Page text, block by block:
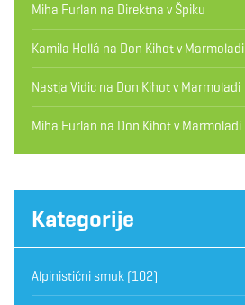
Miha Furlan na Direktna v Špiku
Kamila Hollá na Don Kihot v Marmoladi
Nastja Vidic na Don Kihot v Marmoladi
Miha Furlan na Don Kihot v Marmoladi
Kategorije
Alpinistični smuk (102)